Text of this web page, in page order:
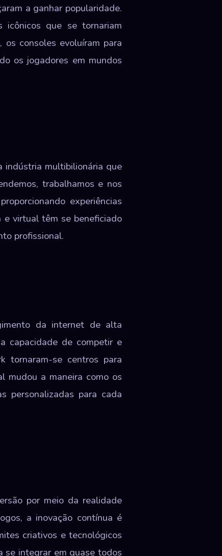
a ganhar popularidade.
icônicos que se tornariam
consoles evoluíram para
os jogadores em mundos
indústria multibilionária que
trabalhamos e nos
experiências
e virtual têm se beneficiado
profissional.
da internet de alta
capacidade de competir e
tornaram-se centros para
mudou a maneira como os
personalizadas para cada
por meio da realidade
a inovação contínua é
criativos e tecnológicos
se integrar em quase todos